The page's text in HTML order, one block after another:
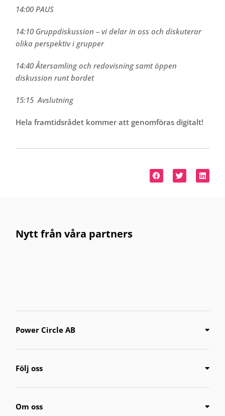
14:00 PAUS
14:10 Gruppdiskussion – vi delar in oss och diskuterar
olika perspektiv i grupper
14:40 Återsamling och redovisning samt öppen
diskussion runt bordet
15:15 Avslutning
Hela framtidsrådet kommer att genomföras digitalt!
Nytt från våra partners
Power Circle AB
Följ oss
Om oss